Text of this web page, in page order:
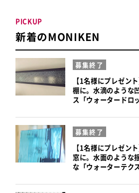
新着のMONIKEN
PICKUP
【1名様にプレゼン
棚に。水滴のような
ス「ウォータードロ
募集終了
【1名様にプレゼン
窓に。水面のような
な「ウォーターテク
募集終了